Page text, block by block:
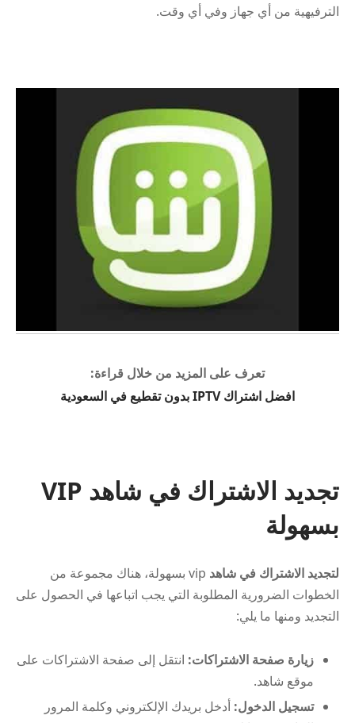
الترفيهية من أي جهاز وفي أي وقت.
تعرف على المزيد من خلال قراءة:
افضل اشتراك IPTV بدون تقطيع في السعودية
تجديد الاشتراك في شاهد VIP
بسهولة
لتجديد الاشتراك في شاهد
vip بسهولة، هناك مجموعة من
الخطوات الضرورية المطلوبة التي يجب اتباعها في الحصول على
التجديد ومنها ما يلي:
زيارة صفحة الاشتراكات: انتقل إلى صفحة الاشتراكات على
موقع شاهد.
تسجيل الدخول: أدخل بريدك الإلكتروني وكلمة المرور